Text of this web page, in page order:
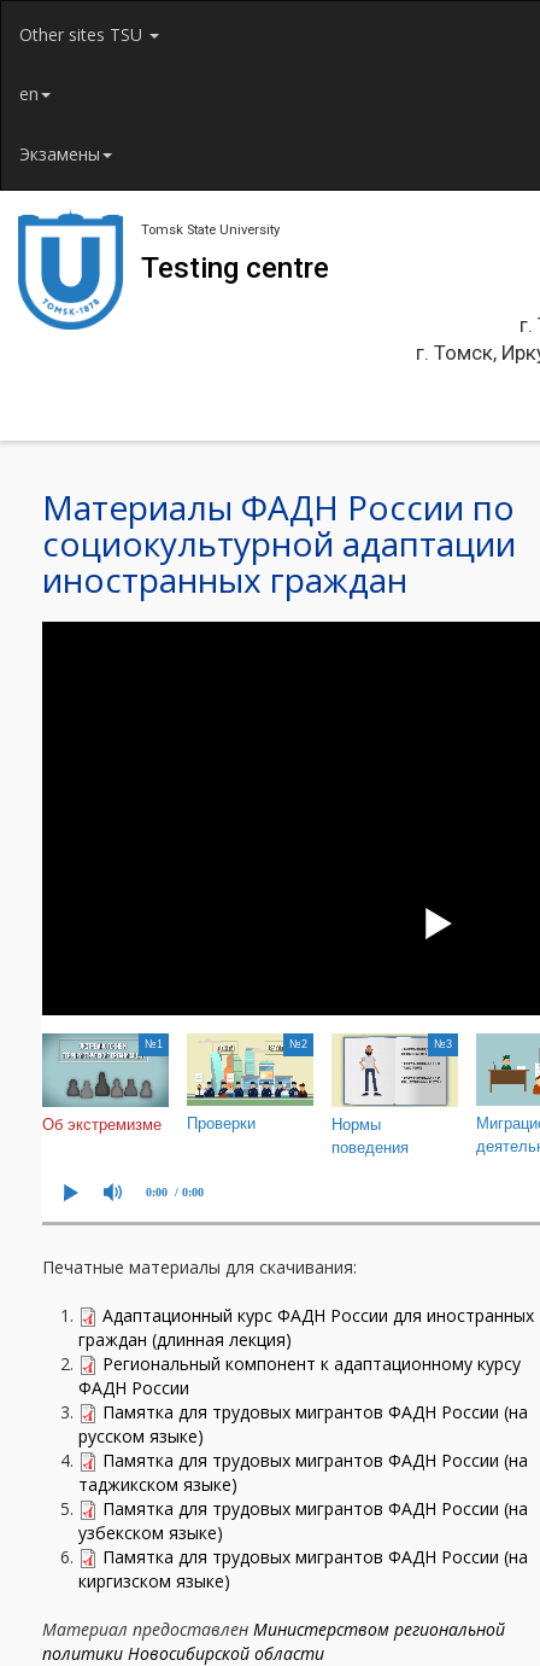
Other sites TSU
en
Экзамены
Tomsk State University
Testing centre
г. Томск,
Материалы ФАДН России по
социокультурной адаптации
иностранных граждан
Печатные материалы для скачивания:
Адаптационный курс ФАДН России для иностранных
граждан (длинная лекция)
Региональный компонент к адаптационному курсу
ФАДН России
Памятка для трудовых мигрантов ФАДН России (на
русском языке)
Памятка для трудовых мигрантов ФАДН России (на
таджикском языке)
Памятка для трудовых мигрантов ФАДН России (на
узбекском языке)
Памятка для трудовых мигрантов ФАДН России (на
киргизском языке)
Материал предоставлен Министерством региональной
политики Новосибирской области